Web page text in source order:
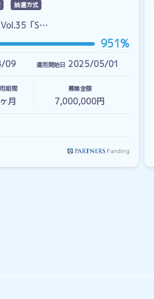
抽選方式
Vol.35「S…
951%
09 運用開始日 2025/05/01
期間
ヶ月
募集金額
7,000,000円